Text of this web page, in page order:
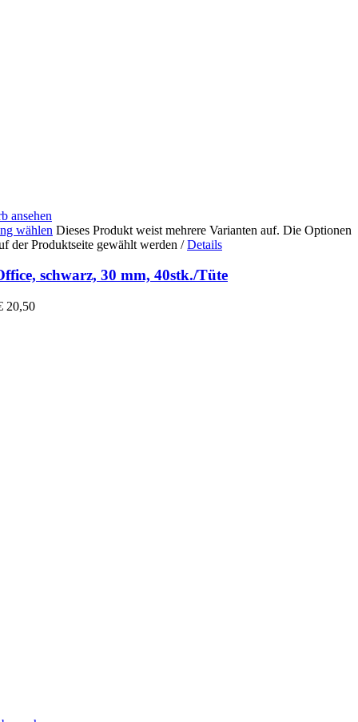
ansehen
wählen Dieses Produkt weist mehrere Varianten auf. Die Optionen
der Produktseite gewählt werden / Details
schwarz, 30 mm, 40stk./Tüte
20,50